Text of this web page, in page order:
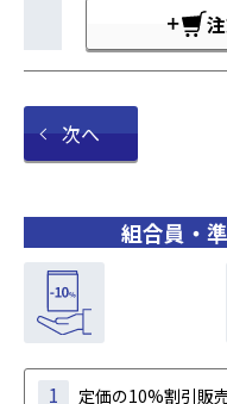
組合員・
1 定価の10%割引販
次へ